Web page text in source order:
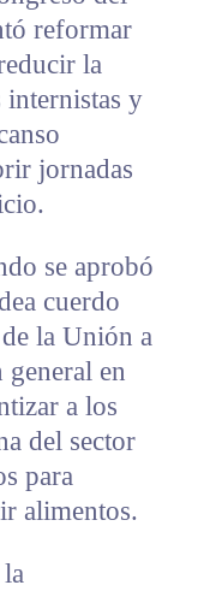
reformar
la
internistas y
jornadas
se aprobó
cuerdo
la Unión a
en
a los
del sector
para
alimentos.